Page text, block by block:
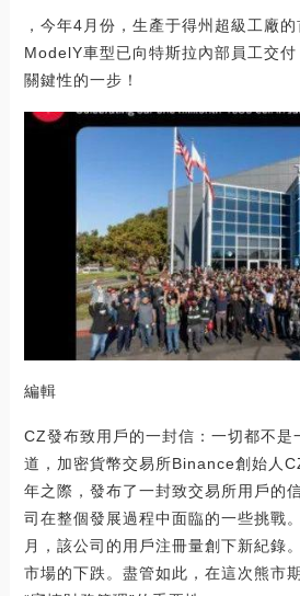
，今年4月份，生產于得州超級工廠
ModelY車型已向特斯拉內部員工交
關鍵性的一步！
編輯
CZ發布致用戶的一封信：一切都不是
道，加密貨幣交易所Binance創始人
年之際，發布了一封致交易所用戶的
司在整個發展過程中面臨的一些挑戰
月，該公司的用戶注冊量創下新紀錄
市場的下跌。盡管如此，在這次熊市